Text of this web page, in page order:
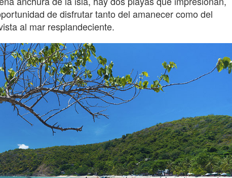
de disfrutar tanto del amanecer como del
al mar resplandeciente.